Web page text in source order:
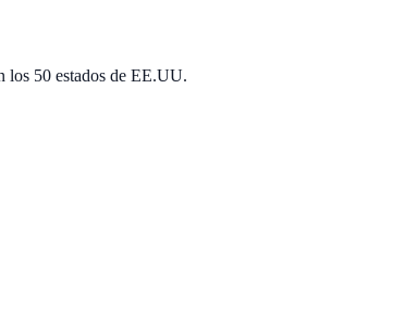
los 50 estados de EE.UU.